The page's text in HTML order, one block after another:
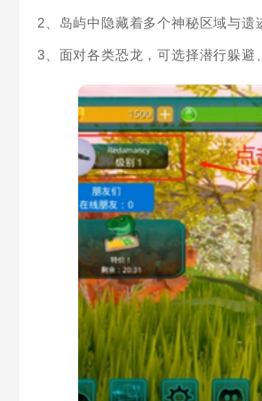
2、岛屿中隐藏着多个神秘区域与遗
3、面对各类恐龙，可选择潜行躲避